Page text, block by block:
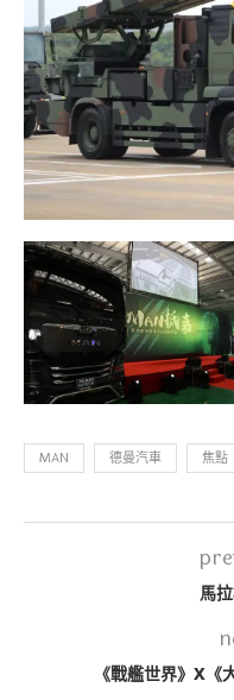
MAN 德曼汽車 焦點
馬
《戰艦世界》X《